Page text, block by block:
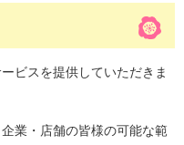
ビスを提供していただきま
業・店舗の皆様の可能な範